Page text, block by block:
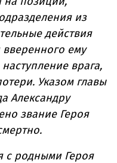
из
действия
ему
врага,
Указом главы
Александру
звание Героя
с родными Героя